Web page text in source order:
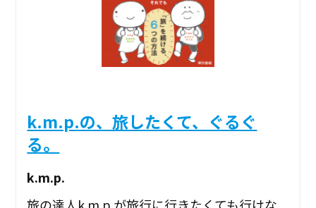
k.m.p.の、旅したくて、ぐるぐ
る。
k.m.p.